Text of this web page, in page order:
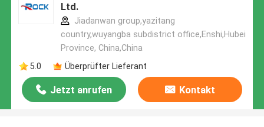
Ltd.
Jiadanwan group,yazitang
country,wuyangba subdistrict office,Enshi,Hubei
Province, China,China
5.0
Überprüfter Lieferant
Jetzt anrufen Kontakt